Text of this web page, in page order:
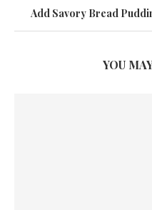
Add Savory Bread
YOU